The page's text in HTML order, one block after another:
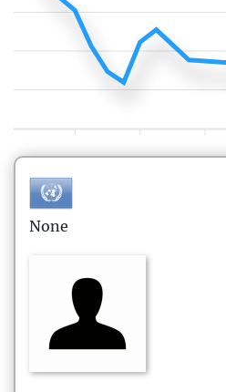
None